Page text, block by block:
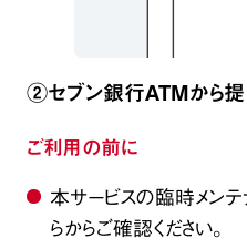
②セブン銀行ATMから
ご利用の前に
本サービスの臨時メン
らからご確認ください。